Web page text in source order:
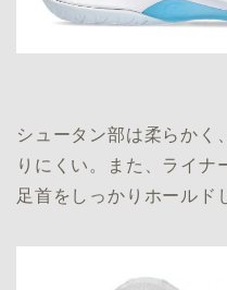
シュータン部は柔らかく
りにくい。また、ライナ
足首をしっかりホールド